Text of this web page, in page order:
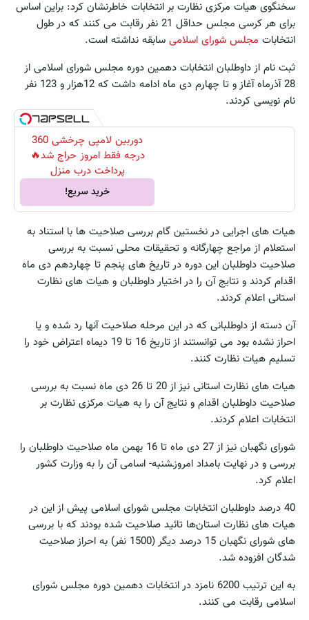
سخنگوی هیات مرکزی نظارت بر انتخابات خاطرنشان کرد: براین اساس
برای هر کرسی مجلس حداقل 21 نفر رقابت می کنند که در طول
انتخابات مجلس شورای اسلامی سابقه نداشته است.
ثبت نام از داوطلبان انتخابات دهمین دوره مجلس شورای اسلامی از
28 آذرماه آغاز و تا چهارم دی ماه ادامه داشت که 12هزار و 123 نفر
نام نویسی کردند.
دوربین لامپی چرخشی 360
درجه فقط امروز حراج شد🔥
پرداخت درب منزل
خرید سریع!
هیات های اجرایی در نخستین گام بررسی صلاحیت ها با استناد به
استعلام از مراجع چهارگانه و تحقیقات محلی نسبت به بررسی
صلاحیت داوطلبان این دوره در تاریخ های پنجم تا چهاردهم دی ماه
اقدام کردند و نتایج آن را در اختیار داوطلبان و هیات های نظارت
استانی اعلام کردند.
آن دسته از داوطلبانی که در این مرحله صلاحیت آنها رد شده و یا
احراز نشده بود می توانستند از تاریخ 16 تا 19 دیماه اعتراض خود را
تسلیم هیات نظارت کنند.
هیات های نظارت استانی نیز از 20 تا 26 دی ماه نسبت به بررسی
صلاحیت داوطلبان اقدام و نتایج آن را به هیات مرکزی نظارت بر
انتخابات اعلام کردند.
شورای نگهبان نیز از 27 دی ماه تا 16 بهمن ماه صلاحیت داوطلبان را
بررسی و در نهایت بامداد امروزـشنبه- اسامی آن را به وزارت کشور
اعلام کرد.
40 درصد داوطلبان انتخابات مجلس شورای اسلامی پیش از این در
هیات های نظارت استان‌ها تائید صلاحیت شده بودند که با بررسی
های شورای نگهبان 15 درصد دیگر (1500 نفر) به احراز صلاحیت
شدگان افزوده شد.
به این ترتیب 6200 نامزد در انتخابات دهمین دوره مجلس شورای
اسلامی رقابت می کنند.